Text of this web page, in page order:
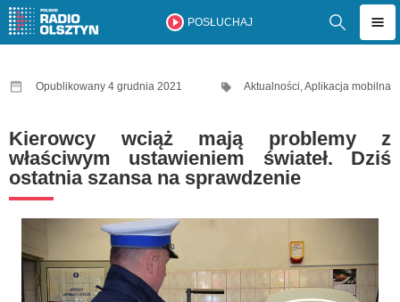
POSŁUCHAJ
Opublikowany 4 grudnia 2021 Aktualności,Aplikacja mobilna
Kierowcy wciąż mają problemy z
właściwym ustawieniem świateł. Dziś
ostatnia szansa na sprawdzenie